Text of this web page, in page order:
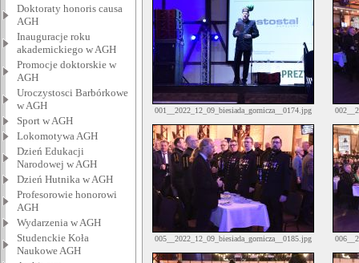
Doktoraty honoris causa
AGH
Inauguracje roku
akademickiego w AGH
Promocje doktorskie w
AGH
Uroczystosci Barbórkowe
w AGH
Sport w AGH
Lokomotywa AGH
Dzień Edukacji
Narodowej w AGH
Dzień Hutnika w AGH
Profesorowie honorowi
AGH
Wydarzenia w AGH
Studenckie Koła
Naukowe AGH
001__2022_12_09_biesiada_gornicza__0174.jpg
005__2022_12_09_biesiada_gornicza__0185.jpg